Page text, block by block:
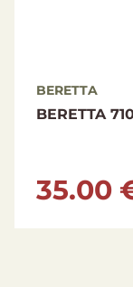
BERETTA
BERETTA
35.00